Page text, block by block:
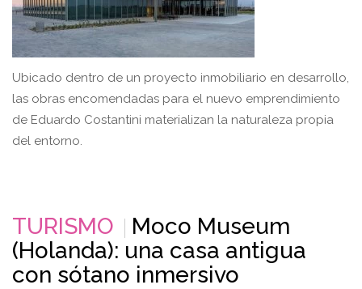
Ubicado dentro de un proyecto inmobiliario en desarrollo,
las obras encomendadas para el nuevo emprendimiento
de Eduardo Costantini materializan la naturaleza propia
del entorno.
TURISMO
Moco Museum
(Holanda): una casa antigua
con sótano inmersivo